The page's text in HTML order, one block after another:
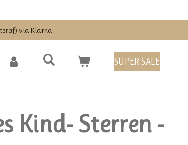
via Klarna
SUPER SALE
Kind- Sterren -